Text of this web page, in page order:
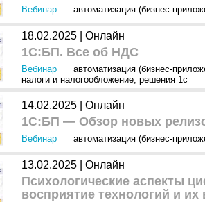
Вебинар автоматизация (бизнес-
18.02.2025 | Онлайн
1С:БП. Все об НДС
Вебинар
автоматизация (бизнес-
налоги и налогообложение, решения 1с
14.02.2025 | Онлайн
1С:БП — Обзор новых
Вебинар автоматизация (бизнес-
13.02.2025 | Онлайн
Психологические аспекты
восприятие технологий и их